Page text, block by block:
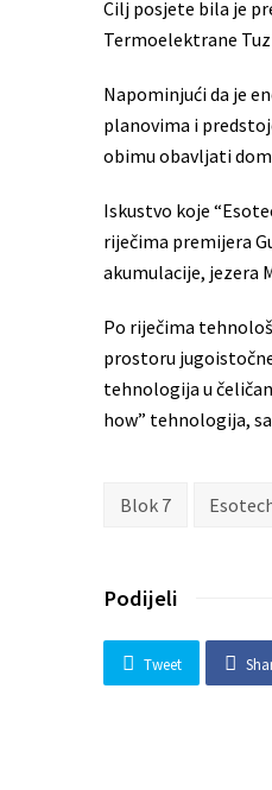
Cilj posjete bila je
Termoelektrane
Napominjući da je
planovima i
obimu obavljati
Iskustvo koje
riječima premijera
akumulacije, jezera
Po riječima
prostoru
tehnologija u
how” tehnologija,
Blok 7
Podijeli
Tweet